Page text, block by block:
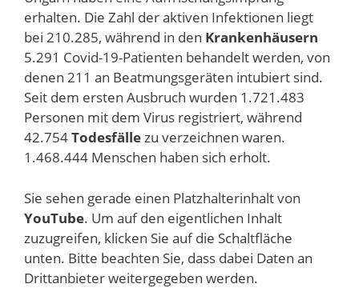
erhalten. Die Zahl der aktiven Infektionen liegt
bei 210.285, während in den Krankenhäusern
5.291 Covid-19-Patienten behandelt werden, von
denen 211 an Beatmungsgeräten intubiert sind.
Seit dem ersten Ausbruch wurden 1.721.483
Personen mit dem Virus registriert, während
42.754Todesfällezu verzeichnen waren.
1.468.444 Menschen haben sich erholt.
Sie sehen gerade einen Platzhalterinhalt von
YouTube. Um auf den eigentlichen Inhalt
zuzugreifen, klicken Sie auf die Schaltfläche
unten. Bitte beachten Sie, dass dabei Daten an
Drittanbieter weitergegeben werden.